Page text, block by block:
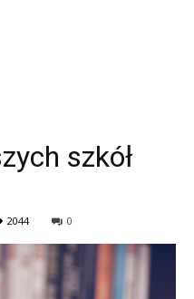
szkół
2044 0